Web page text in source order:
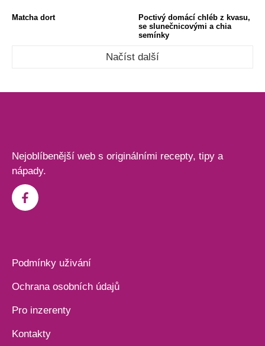
Matcha dort
Poctivý domácí chléb z kvasu,
se slunečnicovými a chia
semínky
Načíst další
Nejoblíbenější web s originálními recepty, tipy a
nápady.
Podmínky uživání
Ochrana osobních údajů
Pro inzerenty
Kontakty